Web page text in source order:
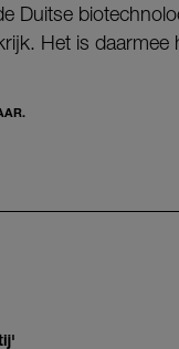
Duitse
Het is daarmee